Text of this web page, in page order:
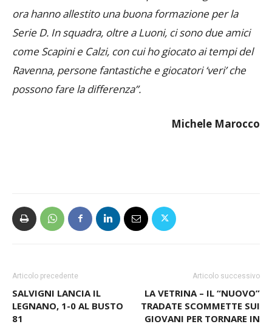
ora hanno allestito una buona formazione per la
Serie D. In squadra, oltre a Luoni, ci sono due amici
come Scapini e Calzi, con cui ho giocato ai tempi del
Ravenna, persone fantastiche e giocatori ‘veri’ che
possono fare la differenza”.
Michele Marocco
Articolo precedente
SALVIGNI LANCIA IL
LEGNANO, 1-0 AL BUSTO
81
Articolo successivo
LA VETRINA – IL “NUOVO”
TRADATE SCOMMETTE SUI
GIOVANI PER TORNARE IN